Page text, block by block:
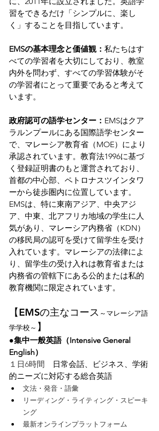
習をできるだけ「シンプルに、楽し
く」することを目指しています。
EMSの基本理念と価値観： 私たちはす
べての学習者を大切にしており、教室
内外を問わず、すべての学習体験がそ
の学習者にとって重要であると考えて
います。
政府認可の語学センター： EMSはクア
ラルンプールにある国際語学センター
で、マレーシア教育省（MOE）により
承認されています。教育法1996に基づ
く登録証明書のもと運営されており、
首都の中心部、ペトロナスツインタワ
ーから徒歩圏内に位置しています。
EMSは、特に東南アジア、中央アジ
ア、中東、北アフリカ地域の学生に人
気があり、マレーシア内務省（KDN）
の移民局の認可を受けて留学生を受け
入れています。マレーシアの法律によ
り、留学生の受け入れは教育省または
内務省の管轄下にある公的または私的
教育機関に限定されています。
【EMSの主なコース ～マレーシア語
学学校～ 】
●集中一般英語（Intensive General
English）
１日6時間
日常会話、ビジネス、学術
的ニーズに対応する総合英語
文法・発音・語彙
リーディング・ライティング・スピーキ
ング
最新オンラインプラットフォーム